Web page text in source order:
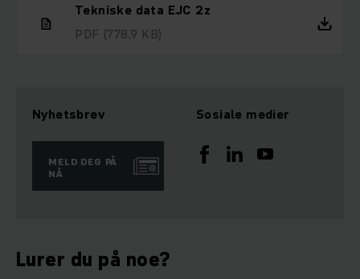
Tekniske data EJC 2z
PDF (778,9 KB)
Nyhetsbrev
MELD DEG PÅ
NÅ
Sosiale medier
Lurer du på noe?